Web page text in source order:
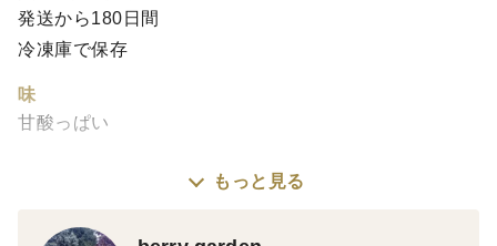
発送から180日間
冷凍庫で保存
味
甘酸っぱい
※栽培・生産のこだわりもっと見る